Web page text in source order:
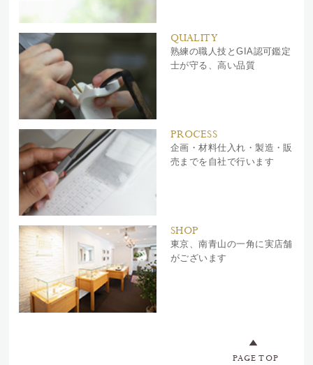
QUALITY
熟練の職人技とGIA認可鑑定
士が守る、高い品質
PROCESS
企画・材料仕入れ・製造・販
売までを自社で行います
SHOP
東京、南青山の一角に実店舗
がございます
PAGE TOP